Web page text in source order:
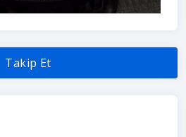
Takip Et